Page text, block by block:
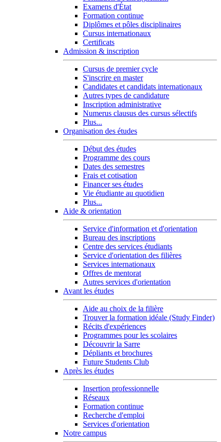
Examens d'État
Formation continue
Diplômes et pôles disciplinaires
Cursus internationaux
Certificats
Admission & inscription
Cursus de premier cycle
S'inscrire en master
Candidates et candidats internationaux
Autres types de candidature
Inscription administrative
Numerus clausus des cursus sélectifs
Plus...
Organisation des études
Début des études
Programme des cours
Dates des semestres
Frais et cotisation
Financer ses études
Vie étudiante au quotidien
Plus...
Aide & orientation
Service d'information et d'orientation
Bureau des inscriptions
Centre des services étudiants
Service d'orientation des filières
Services internationaux
Offres de mentorat
Autres services d'orientation
Avant les études
Aide au choix de la filière
Trouver la formation idéale (Study Finder)
Récits d'expériences
Programmes pour les scolaires
Découvrir la Sarre
Dépliants et brochures
Future Students Club
Après les études
Insertion professionnelle
Réseaux
Formation continue
Recherche d'emploi
Services d'orientation
Notre campus